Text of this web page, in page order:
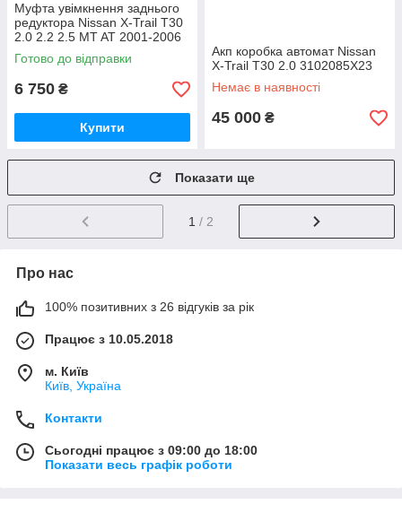
Муфта увімкнення заднього
редуктора Nissan X-Trail T30
2.0 2.2 2.5 MT AT 2001-2006
387618h500
Готово до відправки
6 750 ₴
Купити
Акп коробка автомат Nissan
X-Trail T30 2.0 3102085X23
Немає в наявності
45 000 ₴
Показати ще
1 / 2
Про нас
100% позитивних з 26 відгуків за рік
Працює з 10.05.2018
м. Київ
Київ, Україна
Контакти
Сьогодні працює з 09:00 до 18:00
Показати весь графік роботи